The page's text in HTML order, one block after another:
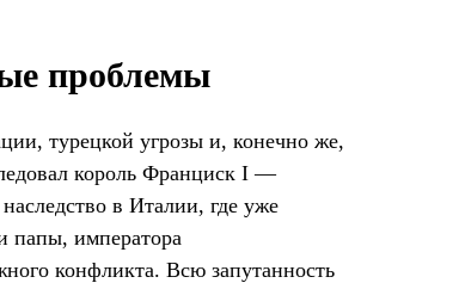
проблемы
турецкой угрозы и, конечно же,
король Франциск I —
в Италии, где уже
папы, императора
конфликта. Всю запутанность